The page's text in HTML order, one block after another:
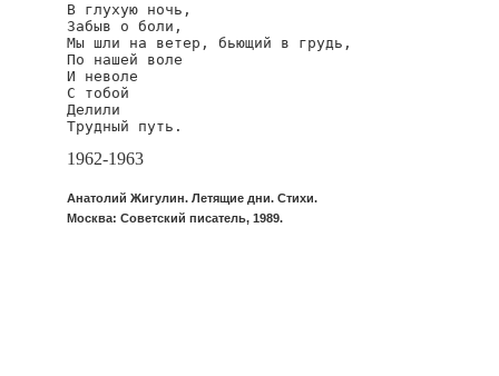
В глухую ночь,
Забыв о боли,
Мы шли на ветер, бьющий в грудь,
По нашей воле
И неволе
С тобой
Делили
Трудный путь.
1962-1963
Анатолий Жигулин. Летящие дни. Стихи.
Москва: Советский писатель, 1989.